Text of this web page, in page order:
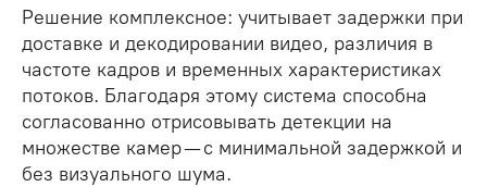
Решение комплексное: учитывает задержки при
доставке и декодировании видео, различия в
частоте кадров и временных характеристиках
потоков. Благодаря этому система способна
согласованно отрисовывать детекции на
множестве камер — с минимальной задержкой и
без визуального шума.